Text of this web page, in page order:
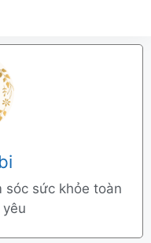
sóc sức khỏe toàn